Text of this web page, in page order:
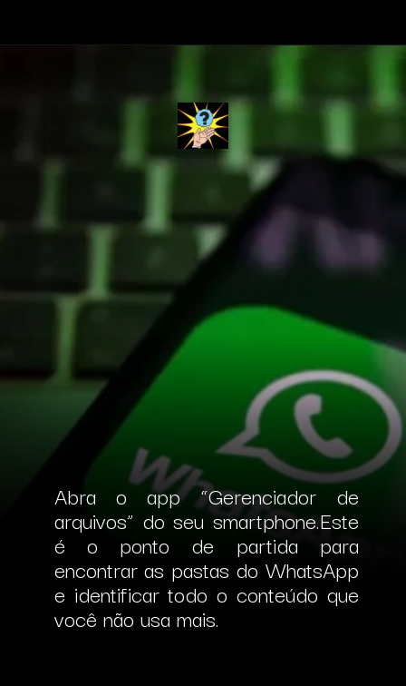
Abra o app “Gerenciador de
arquivos” do seu smartphone.Este
é o ponto de partida para
encontrar as pastas do WhatsApp
e identificar todo o conteúdo que
você não usa mais.